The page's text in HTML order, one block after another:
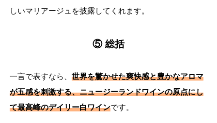
しいマリアージュを披露してくれます。
⑤ 総括
一言で表すなら、 世界を驚かせた爽快感と豊かなアロマ
が五感を刺激する、ニュージーランドワインの原点にし
て最高峰のデイリー白ワインです。